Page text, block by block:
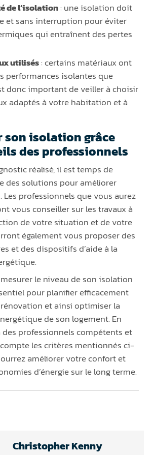
de l’isolation: une isolation doit
et sans interruption pour éviter
qui entraînent des pertes
utilisés: certains matériaux ont
performances isolantes que
donc important de veiller à choisir
adaptés à votre habitation et à
son isolation grâce
des professionnels
réalisé, il est temps de
des solutions pour améliorer
professionnels que vous aurez
vous conseiller sur les travaux à
de votre situation et de votre
également vous proposer des
et des dispositifs d’aide à la
le niveau de son isolation
pour planifier efficacement
et ainsi optimiser la
de son logement. En
professionnels compétents et
les critères mentionnés ci-
améliorer votre confort et
d’énergie sur le long terme.
Christopher Kenny